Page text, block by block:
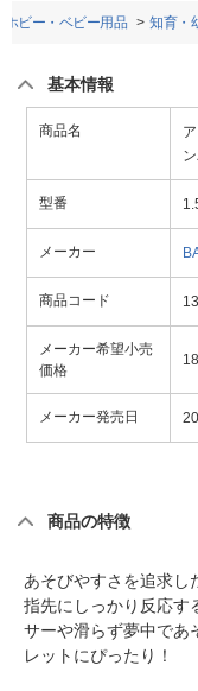
ホビー・ベビー用品 知育・
基本情報
商品名
型番
メーカー
商品コード
メーカー希望小売
価格
メーカー発売日
商品の特徴
あそびやすさを追求し
指先にしっかり反応す
サーや滑らず夢中であ
レットにぴったり！